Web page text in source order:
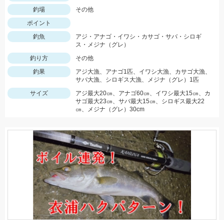
釣場
その他
ポイント
釣魚
アジ・アナゴ・イワシ・カサゴ・サバ・シロギ
ス・メジナ（グレ）
釣り方
その他
釣果
アジ大漁、アナゴ1匹、イワシ大漁、カサゴ大漁、
サバ大漁、シロギス大漁、メジナ（グレ）1匹
サイズ
アジ最大20㎝、アナゴ60㎝、イワシ最大15㎝、カ
サゴ最大23㎝、サバ最大15㎝、シロギス最大22
㎝、メジナ（グレ）30cm